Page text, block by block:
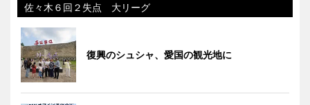
佐々木６回２失点 大リーグ
復興のシュシャ、愛国の観光地に